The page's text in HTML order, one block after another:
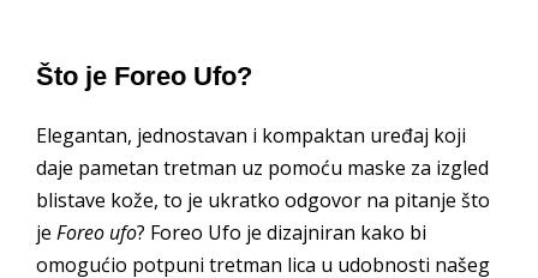
Što je Foreo Ufo?
Elegantan, jednostavan i kompaktan uređaj koji
daje pametan tretman uz pomoću maske za izgled
blistave kože, to je ukratko odgovor na pitanje što
je Foreo ufo? Foreo Ufo je dizajniran kako bi
omogućio potpuni tretman lica u udobnosti našeg